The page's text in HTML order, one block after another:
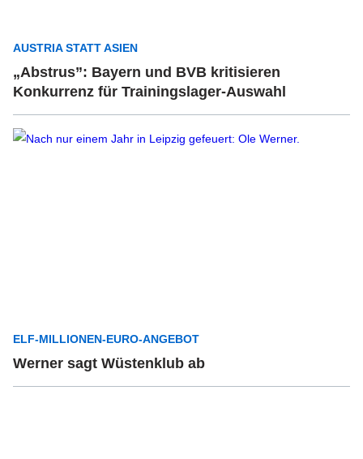
AUSTRIA STATT ASIEN
„Abstrus”: Bayern und BVB kritisieren
Konkurrenz für Trainingslager-Auswahl
ELF-MILLIONEN-EURO-ANGEBOT
Werner sagt Wüstenklub ab